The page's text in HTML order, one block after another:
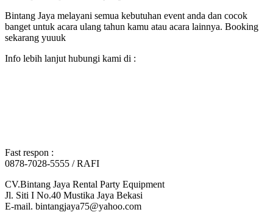
Bintang Jaya melayani semua kebutuhan event anda dan cocok
banget untuk acara ulang tahun kamu atau acara lainnya. Booking
sekarang yuuuk
Info lebih lanjut hubungi kami di :
Fast respon :
0878-7028-5555 / RAFI
CV.Bintang Jaya Rental Party Equipment
Jl. Siti I No.40 Mustika Jaya Bekasi
E-mail. bintangjaya75@yahoo.com